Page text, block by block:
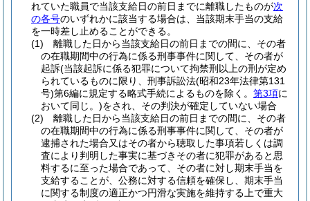
れていた職員で当該支給日の前日までに離職したものが次
の各号のいずれかに該当する場合は、当該期末手当の支給
を一時差し止めることができる。
(1)
離職した日から当該支給日の前日までの間に、その者
の在職期間中の行為に係る刑事事件に関して、その者が
起訴(当該起訴に係る犯罪について拘禁刑以上の刑が定め
られているものに限り、刑事訴訟法(昭和23年法律第131
号)第6編に規定する略式手続によるものを除く。 第3項に
おいて同じ。)をされ、その判決が確定していない場合
(2)
離職した日から当該支給日の前日までの間に、その者
の在職期間中の行為に係る刑事事件に関して、その者が
逮捕された場合又はその者から聴取した事項若しくは調
査により判明した事実に基づきその者に犯罪があると思
料するに至った場合であって、その者に対し期末手当を
支給することが、公務に対する信頼を確保し、期末手当
に関する制度の適正かつ円滑な実施を維持する上で重大